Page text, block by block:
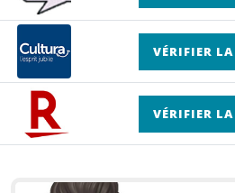
VÉRIFIER
VÉRIFIER